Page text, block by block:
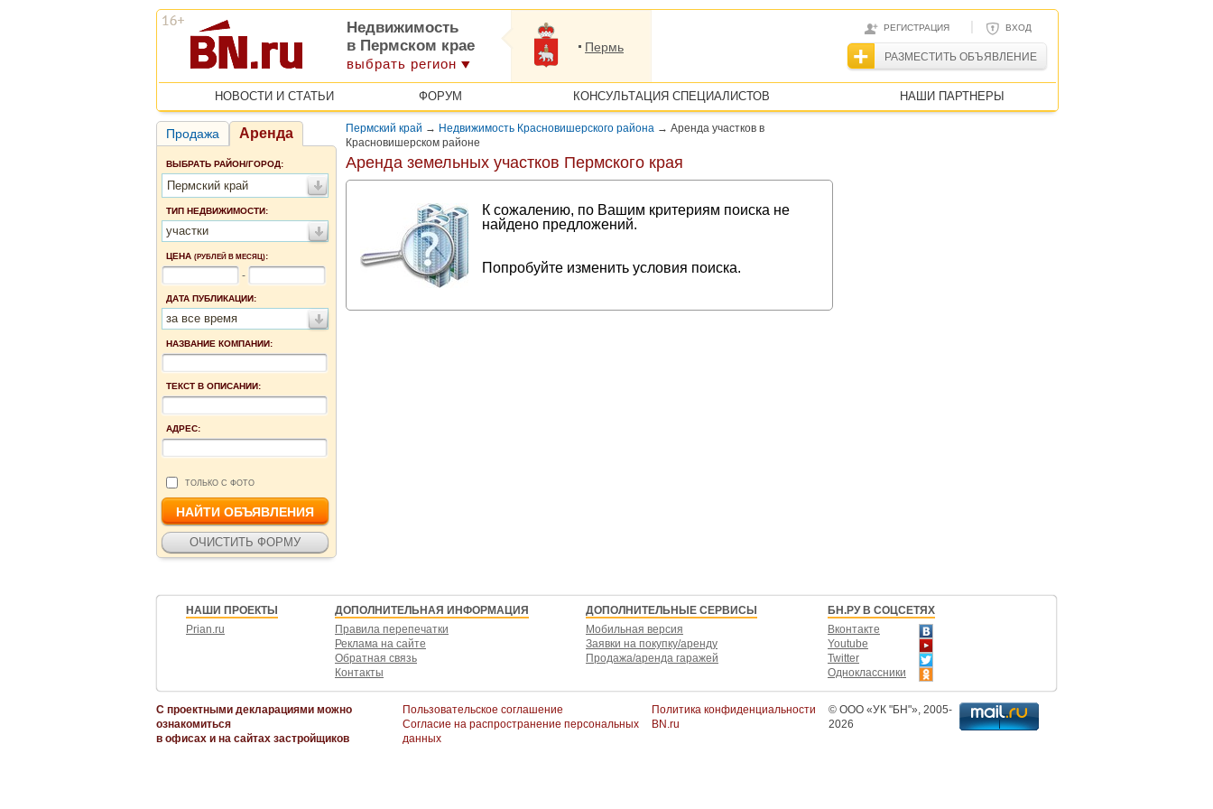
РЕГИСТРАЦИЯ | ВХОД
РАЗМЕСТИТЬ ОБЪЯВЛЕНИЕ
Недвижимость
в Пермском крае
выбрать регион
Пермь
НОВОСТИ И СТАТЬИ ФОРУМ КОНСУЛЬТАЦИЯ СПЕЦИАЛИСТОВ НАШИ ПАРТНЕРЫ
Продажа Аренда
ВЫБРАТЬ РАЙОН/ГОРОД:
Пермский край
ТИП НЕДВИЖИМОСТИ:
участки
ЦЕНА (РУБЛЕЙ В МЕСЯЦ):
-
ДАТА ПУБЛИКАЦИИ:
за все время
НАЗВАНИЕ КОМПАНИИ:
ТЕКСТ В ОПИСАНИИ:
АДРЕС:
ТОЛЬКО С ФОТО
Пермский край → Недвижимость Красновишерского района → Аренда участков в
Красновишерском районе
Аренда земельных участков Пермского края
К сожалению, по Вашим критериям поиска не
найдено предложений.
Попробуйте изменить условия поиска.
НАШИ ПРОЕКТЫ
Prian.ru
ДОПОЛНИТЕЛЬНАЯ ИНФОРМАЦИЯ
Правила перепечатки
Реклама на сайте
Обратная связь
Контакты
ДОПОЛНИТЕЛЬНЫЕ СЕРВИСЫ
Мобильная версия
Заявки на покупку/аренду
Продажа/аренда гаражей
БН.РУ В СОЦСЕТЯХ
Вконтакте
Youtube
Twitter
Одноклассники
С проектными декларациями можно
ознакомиться
в офисах и на сайтах застройщиков
Пользовательское соглашение
Согласие на распространение персональных
данных
Политика конфиденциальности
BN.ru
© ООО «УК "БН"», 2005-
2026